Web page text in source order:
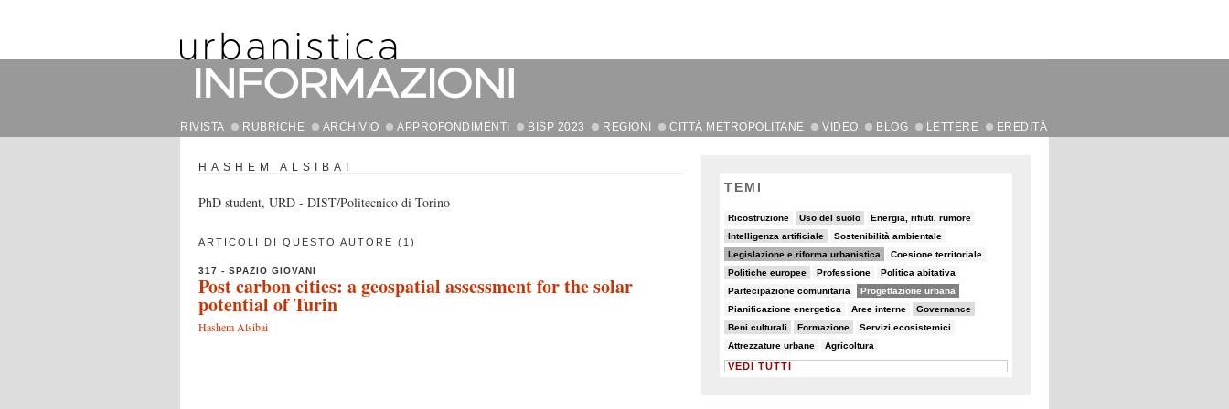
RIVISTA RUBRICHE ARCHIVIO APPROFONDIMENTI BISP 2023 REGIONI CITTÀ METROPOLITANE VIDEO BLOG LETTERE EREDITÀ
HASHEM ALSIBAI
PhD student, URD - DIST/Politecnico di Torino
ARTICOLI DI QUESTO AUTORE (1)
317 - SPAZIO GIOVANI
Post carbon cities: a geospatial assessment for the solar
potential of Turin
Hashem Alsibai
TEMI
Ricostruzione
6/82 Uso del suolo
9/82 Energia, rifiuti, rumore
6/82
Intelligenza artificiale
11/82 Sostenibilità ambientale
5/82
Legislazione e riforma urbanistica
34/82 Coesione territoriale
8/82
Politiche europee
11/82 Professione
5/82 Politica abitativa
8/82
Partecipazione comunitaria
7/82 Progettazione urbana
50/82
Pianificazione energetica
5/82 Aree interne
8/82 Governance
18/82
Beni culturali
11/82 Formazione
9/82 Servizi ecosistemici
6/82
Attrezzature urbane
5/82 Agricoltura
5/82
VEDI TUTTI